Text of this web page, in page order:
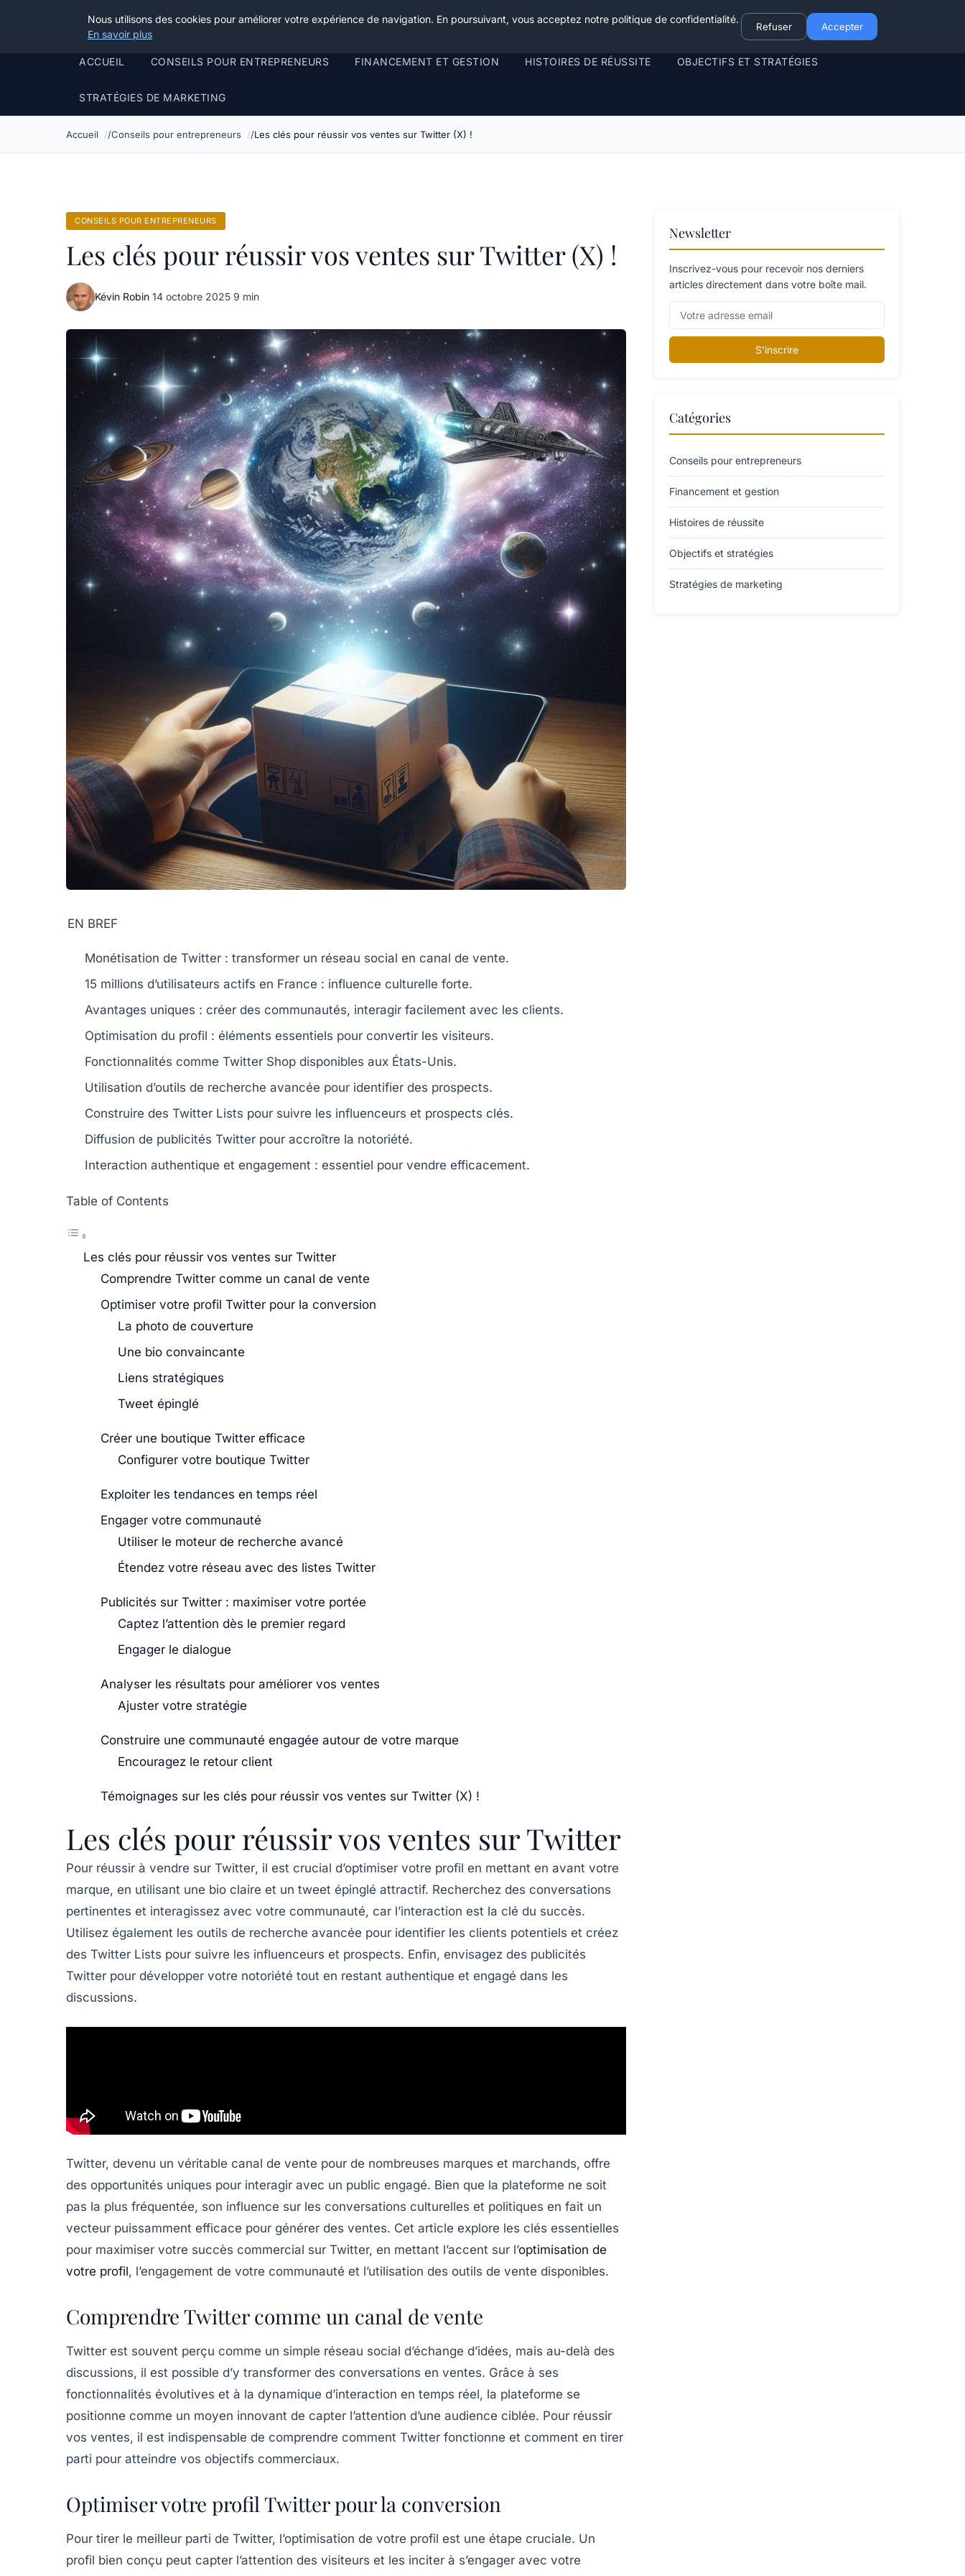
Henry Panky
ACCUEIL CONSEILS POUR ENTREPRENEURS FINANCEMENT ET GESTION HISTOIRES DE RÉUSSITE OBJECTIFS ET STRATÉGIES
STRATÉGIES DE MARKETING
Accueil Conseils pour entrepreneurs Les clés pour réussir vos ventes sur Twitter (X) !
CONSEILS POUR ENTREPRENEURS
Les clés pour réussir vos ventes sur Twitter (X) !
Kévin Robin·14 octobre 2025·9 min
EN BREF
Monétisation de Twitter : transformer un réseau social en canal de vente.
15 millions d’utilisateurs actifs en France : influence culturelle forte.
Avantages uniques : créer des communautés, interagir facilement avec les clients.
Optimisation du profil : éléments essentiels pour convertir les visiteurs.
Fonctionnalités comme Twitter Shop disponibles aux États-Unis.
Utilisation d’outils de recherche avancée pour identifier des prospects.
Construire des Twitter Lists pour suivre les influenceurs et prospects clés.
Diffusion de publicités Twitter pour accroître la notoriété.
Interaction authentique et engagement : essentiel pour vendre efficacement.
Table of Contents
Les clés pour réussir vos ventes sur Twitter
Comprendre Twitter comme un canal de vente
Optimiser votre profil Twitter pour la conversion
La photo de couverture
Une bio convaincante
Liens stratégiques
Tweet épinglé
Créer une boutique Twitter efficace
Configurer votre boutique Twitter
Exploiter les tendances en temps réel
Engager votre communauté
Utiliser le moteur de recherche avancé
Étendez votre réseau avec des listes Twitter
Publicités sur Twitter : maximiser votre portée
Captez l’attention dès le premier regard
Engager le dialogue
Analyser les résultats pour améliorer vos ventes
Ajuster votre stratégie
Construire une communauté engagée autour de votre marque
Encouragez le retour client
Témoignages sur les clés pour réussir vos ventes sur Twitter (X) !
Les clés pour réussir vos ventes sur Twitter
Pour réussir à vendre sur Twitter, il est crucial d’optimiser votre profil en mettant en avant votre
marque, en utilisant une bio claire et un tweet épinglé attractif. Recherchez des conversations
pertinentes et interagissez avec votre communauté, car l’interaction est la clé du succès.
Utilisez également les outils de recherche avancée pour identifier les clients potentiels et créez
des Twitter Lists pour suivre les influenceurs et prospects. Enfin, envisagez des publicités
Twitter pour développer votre notoriété tout en restant authentique et engagé dans les
discussions.
Twitter, devenu un véritable canal de vente pour de nombreuses marques et marchands, offre
des opportunités uniques pour interagir avec un public engagé. Bien que la plateforme ne soit
pas la plus fréquentée, son influence sur les conversations culturelles et politiques en fait un
vecteur puissamment efficace pour générer des ventes. Cet article explore les clés essentielles
pour maximiser votre succès commercial sur Twitter, en mettant l’accent sur l’optimisation de
votre profil, l’engagement de votre communauté et l’utilisation des outils de vente disponibles.
Comprendre Twitter comme un canal de vente
Twitter est souvent perçu comme un simple réseau social d’échange d’idées, mais au-delà des
discussions, il est possible d’y transformer des conversations en ventes. Grâce à ses
fonctionnalités évolutives et à la dynamique d’interaction en temps réel, la plateforme se
positionne comme un moyen innovant de capter l’attention d’une audience ciblée. Pour réussir
vos ventes, il est indispensable de comprendre comment Twitter fonctionne et comment en tirer
parti pour atteindre vos objectifs commerciaux.
Optimiser votre profil Twitter pour la conversion
Pour tirer le meilleur parti de Twitter, l’optimisation de votre profil est une étape cruciale. Un
profil bien conçu peut capter l’attention des visiteurs et les inciter à s’engager avec votre
Newsletter
Inscrivez-vous pour recevoir nos derniers
articles directement dans votre boîte mail.
S'inscrire
Catégories
Conseils pour entrepreneurs
Financement et gestion
Histoires de réussite
Objectifs et stratégies
Stratégies de marketing
Nous utilisons des cookies pour améliorer votre expérience de navigation. En poursuivant, vous acceptez notre politique de confidentialité.
En savoir plus
Refuser Accepter